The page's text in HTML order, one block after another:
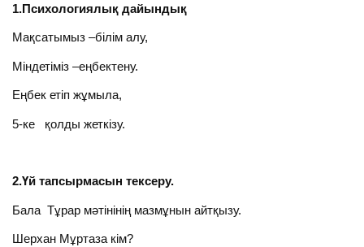
1.Психологиялық дайындық
Мақсатымыз –білім алу,
Міндетіміз –еңбектену.
Еңбек етіп жұмыла,
5-ке қолды жеткізу.
2.Үй тапсырмасын тексеру.
Бала Тұрар мәтінінің мазмұнын айтқызу.
Шерхан Мұртаза кім?